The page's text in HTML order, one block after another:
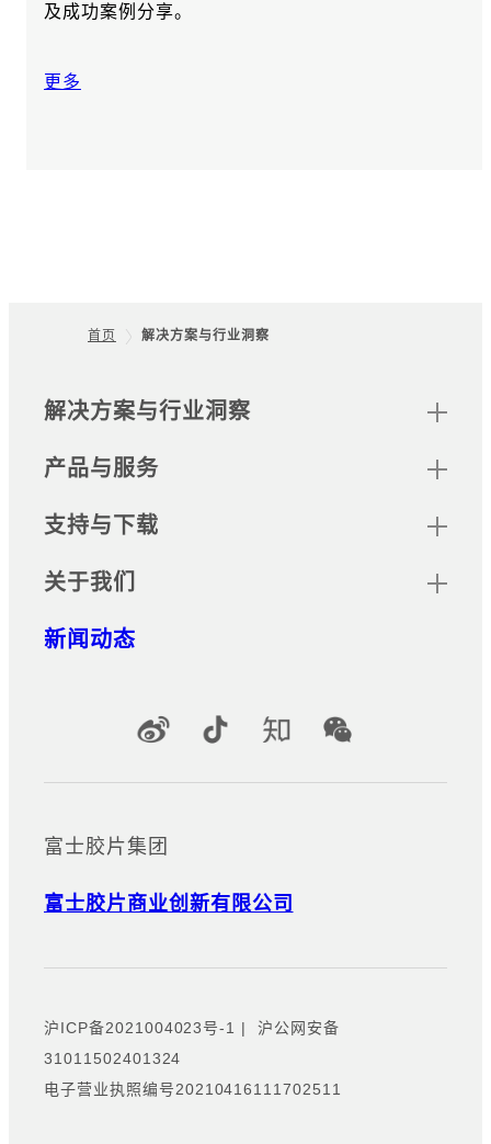
及成功案例分享。
更多
首页 解决方案与行业洞察
网站地图
解决方案与行业洞察
产品与服务
支持与下载
关于我们
新闻动态
官方社交媒体账号
富士胶片集团
富士胶片商业创新有限公司
沪ICP备2021004023号-1 |沪公网安备
31011502401324
电子营业执照编号20210416111702511